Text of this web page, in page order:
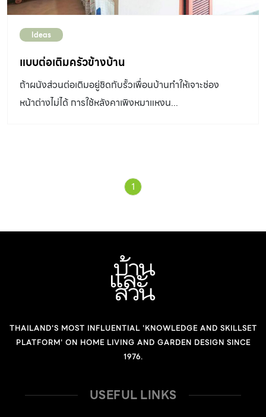
Ideas
แบบต่อเติมครัวข้างบ้าน
ถ้าผนังส่วนต่อเติมอยู่ชิดกับรั้วเพื่อนบ้านทำให้เจาะช่อง
หน้าต่างไม่ได้ การใช้หลังคาเพิงหมาแหงน...
1
THAILAND'S MOST INFLUENTIAL 'KNOWLEDGE AND SKILLSET
PLATFORM' ON HOME LIVING AND GARDEN DESIGN SINCE
1976.
USEFUL LINKS